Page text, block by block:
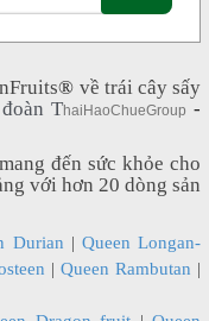
® về trái cây sấy
ThaiHaoChueGroup -
đến sức khỏe cho
với hơn 20 dòng sản
Durian |Queen Longan-
| Queen Rambutan |